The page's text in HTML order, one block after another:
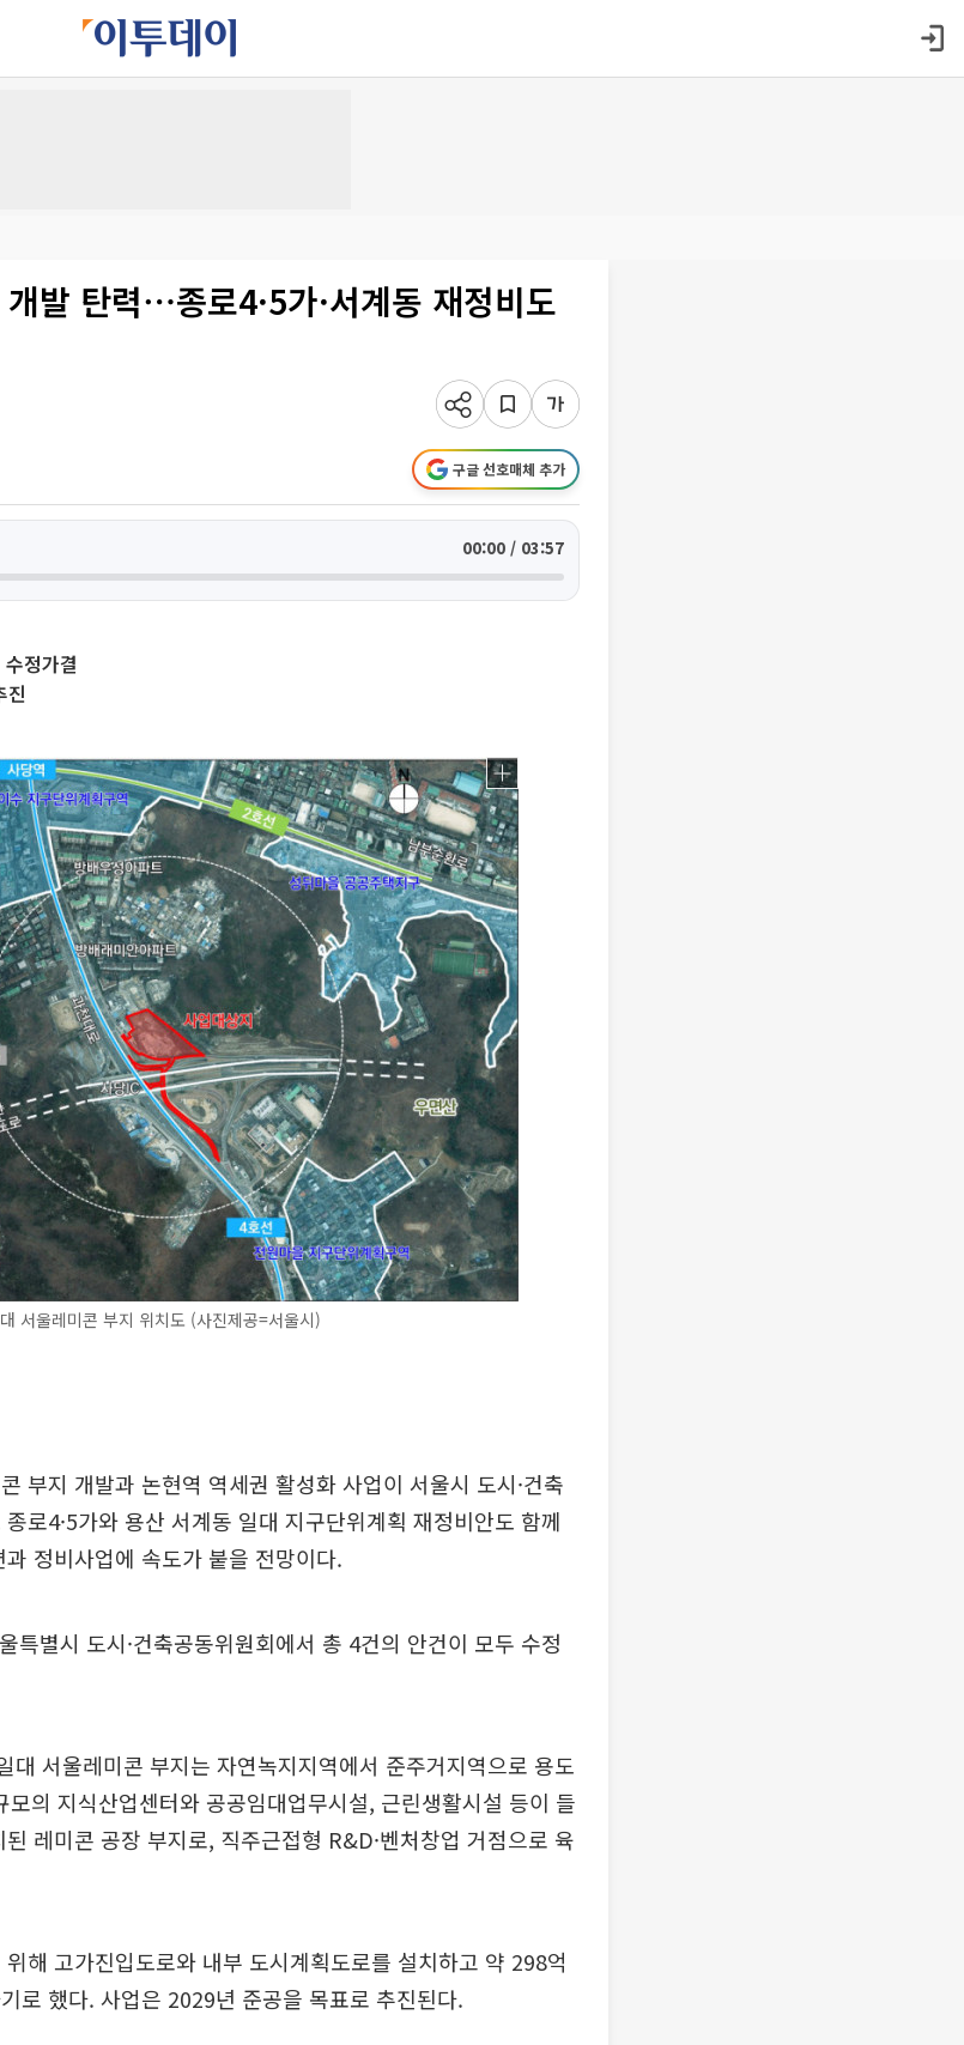
개발 탄력⋯종로4·5가·서계동 재정비도
구글 선호매체 추가
00:00 / 03:57
정가결
진
서울레미콘 부지 위치도 (사진제공=서울시)
부지 개발과 논현역 역세권 활성화 사업이 서울시 도시·건축
로4·5가와 용산 서계동 일대 지구단위계획 재정비안도 함께
정비사업에 속도가 붙을 전망이다.
특별시 도시·건축공동위원회에서 총 4건의 안건이 모두 수정
대 서울레미콘 부지는 자연녹지지역에서 준주거지역으로 용도
의 지식산업센터와 공공임대업무시설, 근린생활시설 등이 들
레미콘 공장 부지로, 직주근접형 R&D·벤처창업 거점으로 육
해 고가진입도로와 내부 도시계획도로를 설치하고 약 298억
로 했다. 사업은 2029년 준공을 목표로 추진된다.